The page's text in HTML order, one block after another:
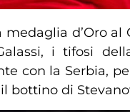
medaglia d’Oro
i tifosi
con la Serbia,
bottino di